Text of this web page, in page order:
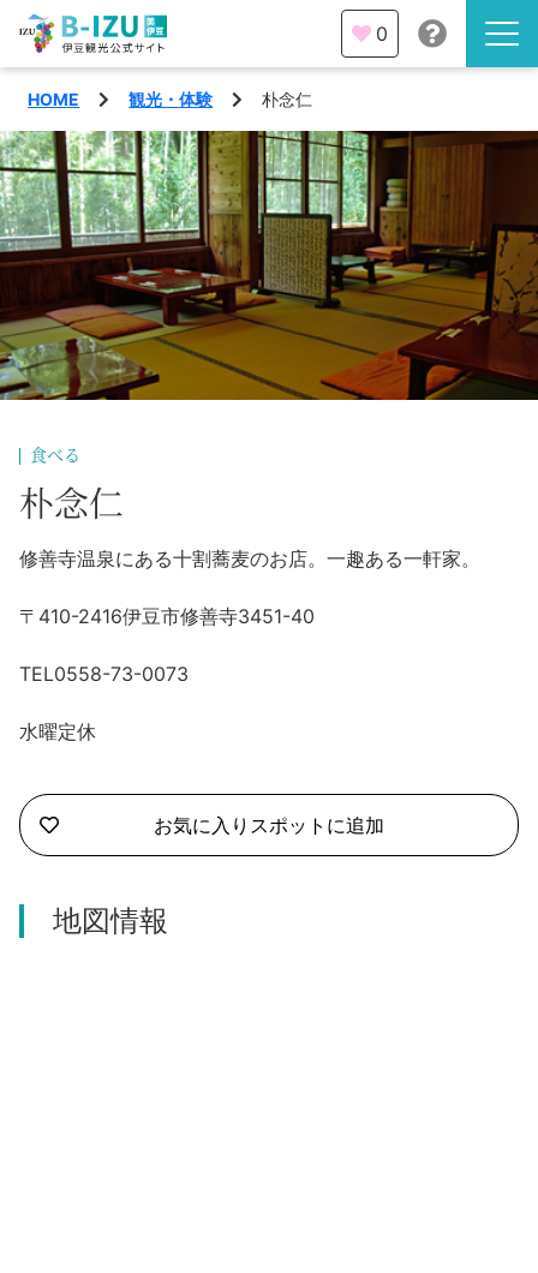
伊豆半島を知る
伊豆のみどころ
みる
あそぶ
あじわう
観光・体験
イベント
エリア
熱海市
沼津市
三島市
南伊豆町
函南町
特集
旅の計画
モデルコース
宿泊・予約
AIルートプランナー
0
HOME 観光・体験 朴念仁
食べる
朴念仁
修善寺温泉にある十割蕎麦のお店。一趣ある一軒家。
〒410-2416伊豆市修善寺3451-40
TEL0558-73-0073
水曜定休
お気に入りスポットに追加
地図情報